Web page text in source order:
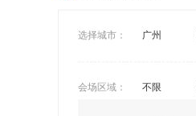
选择城市： 广州
会场区域： 不限